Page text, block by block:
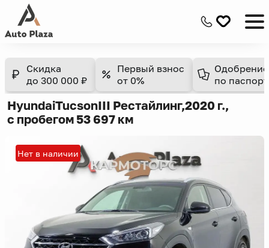
Скидка
до 300 000 ₽
Первый взнос
от 0%
Одобрение
по
HyundaiTucsonIII Рестайлинг,2020 г.,
с пробегом 53 697 км
Нет в наличии